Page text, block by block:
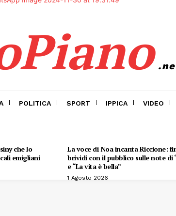
POLITICA SPORT IPPICA VIDEO
che lo
emigliani
La voce di Noa incanta Riccione:
brividi con il pubblico sulle note di
e “La vita è bella”
1 Agosto 2026